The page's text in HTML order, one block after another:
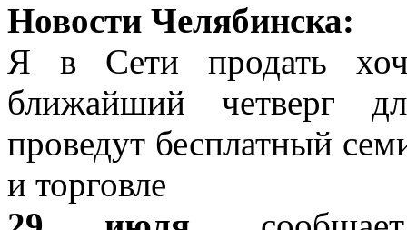
Новости Челябинска:
Я в Сети продать
ближайший четверг
проведут бесплатный
и торговле